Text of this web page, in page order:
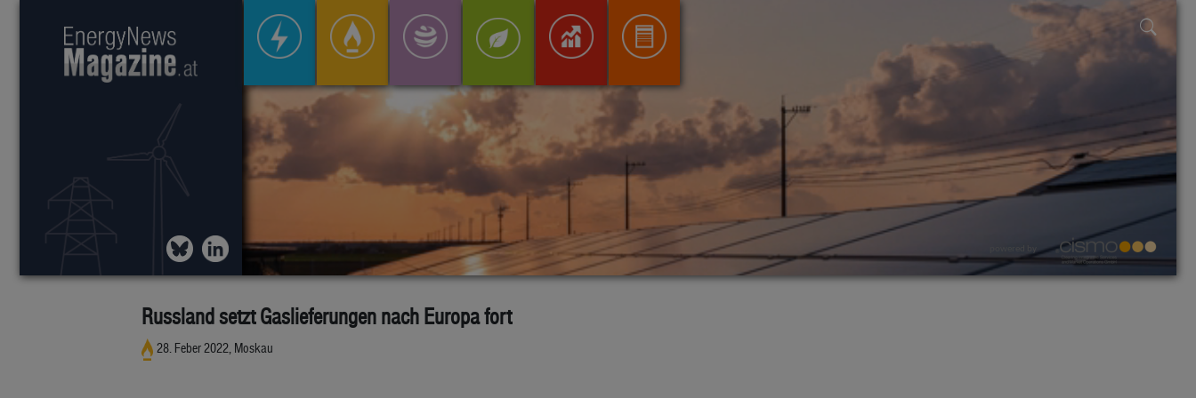
Russland setzt Gaslieferungen nach Europa fort
28. Feber 2022, Moskau